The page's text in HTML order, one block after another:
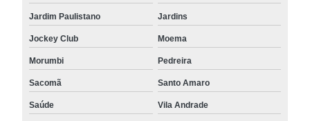
Jardim Paulistano Jardins
Jockey Club Moema
Morumbi Pedreira
Sacomã Santo Amaro
Saúde Vila Andrade